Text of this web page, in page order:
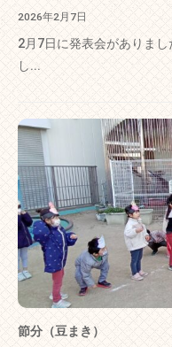
2026年2月7日
2月7日に発表会がありま
し...
節分（豆まき）